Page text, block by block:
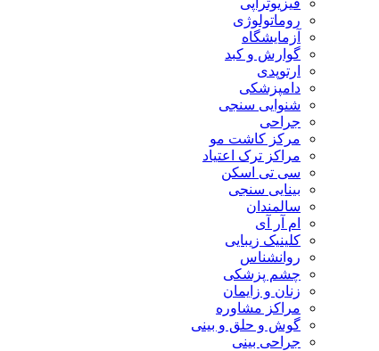
فیزیوتراپی
روماتولوژی
آزمایشگاه
گوارش و کبد
ارتوپدی
دامپزشکی
شنوایی سنجی
جراحی
مرکز کاشت مو
مراکز ترک اعتیاد
سی تی اسکن
بینایی سنجی
سالمندان
ام آر آی
کلینیک زیبایی
روانشناس
چشم پزشکی
زنان و زایمان
مراکز مشاوره
گوش و حلق و بینی
جراحی بینی